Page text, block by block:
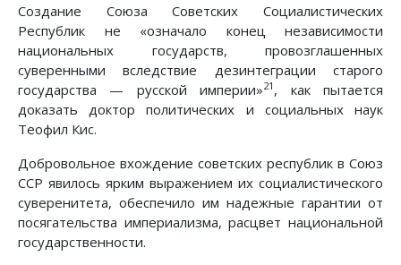
Создание Союза Советских Социалистических
Республик не «означало конец независимости
национальных государств, провозглашенных
суверенными вследствие дезинтеграции старого
государства — русской империи»21 , как пытается
доказать доктор политических и социальных наук
Теофил Кис.
Добровольное вхождение советских республик в Союз
ССР явилось ярким выражением их социалистического
суверенитета, обеспечило им надежные гарантии от
посягательства империализма, расцвет национальной
государственности.